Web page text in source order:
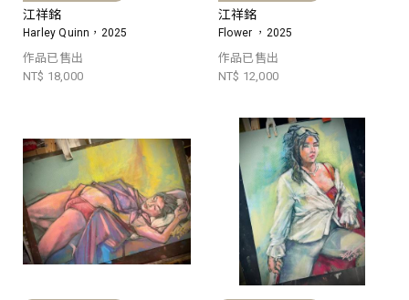
江祥銘
Harley Quinn，2025
作品已售出
NT$ 18,000
江祥銘
Flower ，2025
作品已售出
NT$ 12,000